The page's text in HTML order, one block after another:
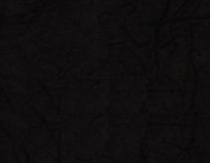
・先
びん
斗町の京町家で美
、お料理について